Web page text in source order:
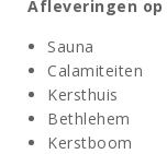
Afleveringen op
Sauna
Calamiteiten
Kersthuis
Bethlehem
Kerstboom